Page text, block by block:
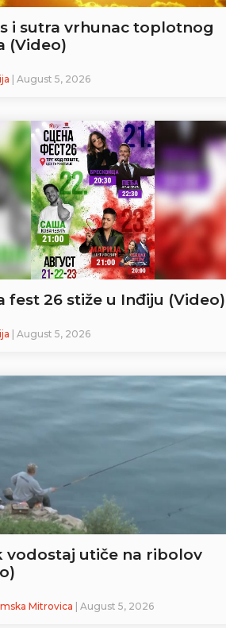
i sutra vrhunac toplotnog
(Video)
| August 5, 2026
fest 26 stiže u Inđiju (Video)
| August 5, 2026
vodostaj utiče na ribolov
Mitrovica | August 5, 2026